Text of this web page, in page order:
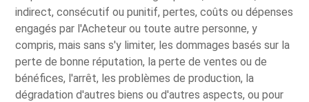
indirect, consécutif ou punitif, pertes, coûts ou dépenses
engagés par l'Acheteur ou toute autre personne, y
compris, mais sans s'y limiter, les dommages basés sur la
perte de bonne réputation, la perte de ventes ou de
bénéfices, l'arrêt, les problèmes de production, la
dégradation d'autres biens ou d'autres aspects, ou pour